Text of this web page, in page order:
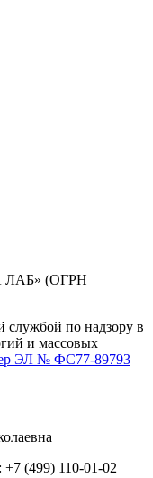
ЛАБ» (ОГРН
службой по надзору в
и массовых
ЭЛ № ФС77-89793
(499) 110-01-02